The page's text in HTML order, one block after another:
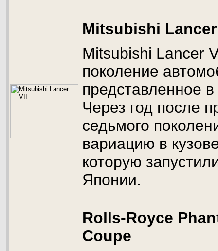
Mitsubishi
Mitsubishi Lancer
поколение
представленное
Через год после
седьмого
вариацию в
которую
Японии.
Rolls-Royce
Coupe